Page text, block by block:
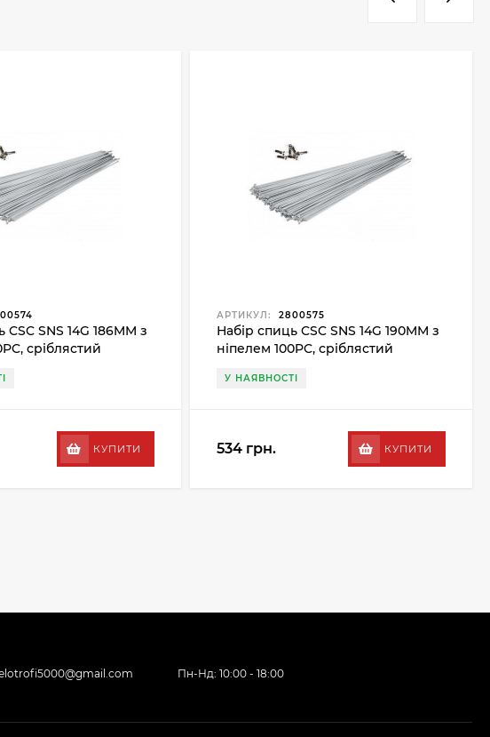
SNS 14G 186MM з
сріблястий
КУПИТИ
АРТИКУЛ: 2800575
Набір спиць CSC SNS 14G 190MM з
ніпелем 100PC, сріблястий
У НАЯВНОСТІ
534 грн. КУПИТИ
Пн-Нд: 10:00 - 18:00